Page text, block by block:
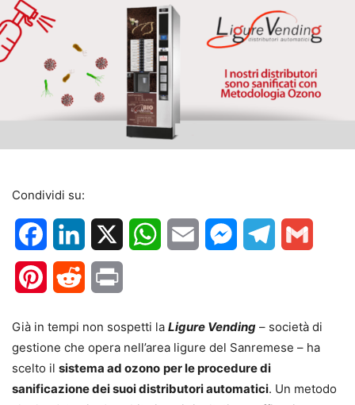
Condividi su:
FacebookLinkedIn WhatsApp
Email MessengerTelegram
PinterestReddit
Già in tempi non sospetti la Ligure Vending – società di
gestione che opera nell’area ligure del Sanremese – ha
scelto il sistema ad ozono per le procedure di
sanificazione dei suoi distributori automatici. Un metodo